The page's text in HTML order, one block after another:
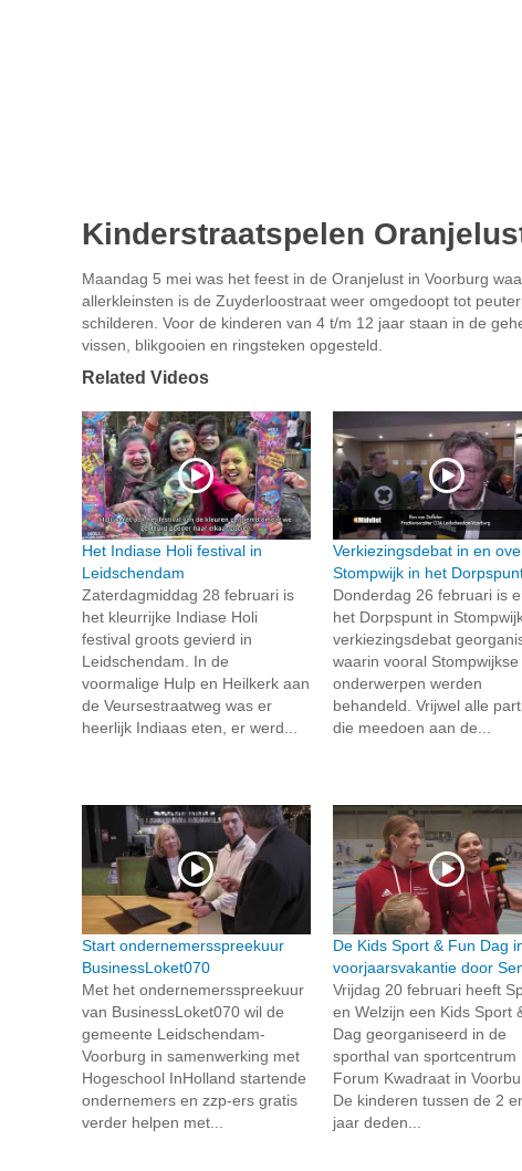
Kinderstraatspelen
Maandag 5 mei was het feest in de Oranjelust in Voorburg
allerkleinsten is de Zuyderloostraat weer omgedoopt tot
schilderen. Voor de kinderen van 4 t/m 12 jaar staan in de
vissen, blikgooien en ringsteken opgesteld.
Related Videos
Het Indiase Holi festival in
Leidschendam
Zaterdagmiddag 28 februari is
het kleurrijke Indiase Holi
festival groots gevierd in
Leidschendam. In de
voormalige Hulp en Heilkerk aan
de Veursestraatweg was er
heerlijk Indiaas eten, er werd...
Verkiezingsdebat in en
Stompwijk in het
Donderdag 26 februari is
het Dorpspunt in
verkiezingsdebat
waarin vooral Stompwijkse
onderwerpen werden
behandeld. Vrijwel alle
die meedoen aan de...
Start ondernemersspreekuur
BusinessLoket070
Met het ondernemersspreekuur
van BusinessLoket070 wil de
gemeente Leidschendam-
Voorburg in samenwerking met
Hogeschool InHolland startende
ondernemers en zzp-ers gratis
verder helpen met...
De Kids Sport & Fun Dag
voorjaarsvakantie door
Vrijdag 20 februari heeft
en Welzijn een Kids Sport
Dag georganiseerd in de
sporthal van sportcentrum
Forum Kwadraat in
De kinderen tussen de 2
jaar deden...